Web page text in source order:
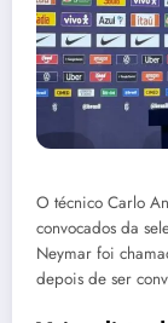
O técnico Carlo
convocados da
Neymar foi
depois de ser